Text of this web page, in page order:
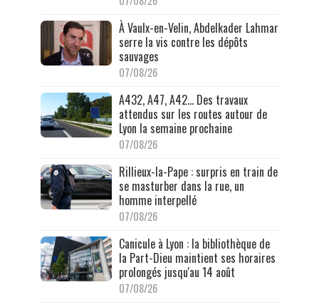
À Vaulx-en-Velin, Abdelkader Lahmar
serre la vis contre les dépôts
sauvages
07/08/26
A432, A47, A42… Des travaux
attendus sur les routes autour de
Lyon la semaine prochaine
07/08/26
Rillieux-la-Pape : surpris en train de
se masturber dans la rue, un
homme interpellé
07/08/26
Canicule à Lyon : la bibliothèque de
la Part-Dieu maintient ses horaires
prolongés jusqu'au 14 août
07/08/26